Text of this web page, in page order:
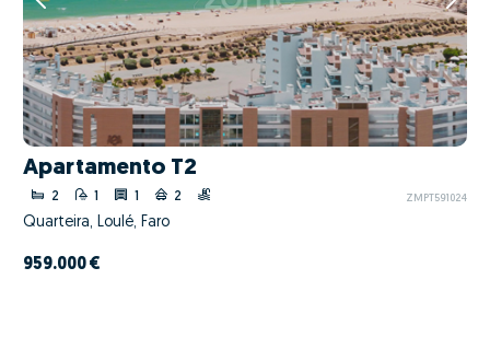
Apartamento T2
2 2 ZMPT591024
Quarteira, Loulé, Faro
959.000 €